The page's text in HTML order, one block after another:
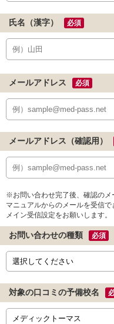
氏名（漢字） 必須
メールアドレス 必須
メールアドレス（確認用）
※お問い合わせ完了後、確認のメ
マニュアルからのメールを受信
メイン受信設定をお願いします。
お問い合わせの種類 必須
対象の口コミの予備校名